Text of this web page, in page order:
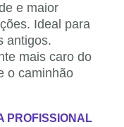
e maior
Ideal para
antigos.
mais caro do
o caminhão
PROFISSIONAL